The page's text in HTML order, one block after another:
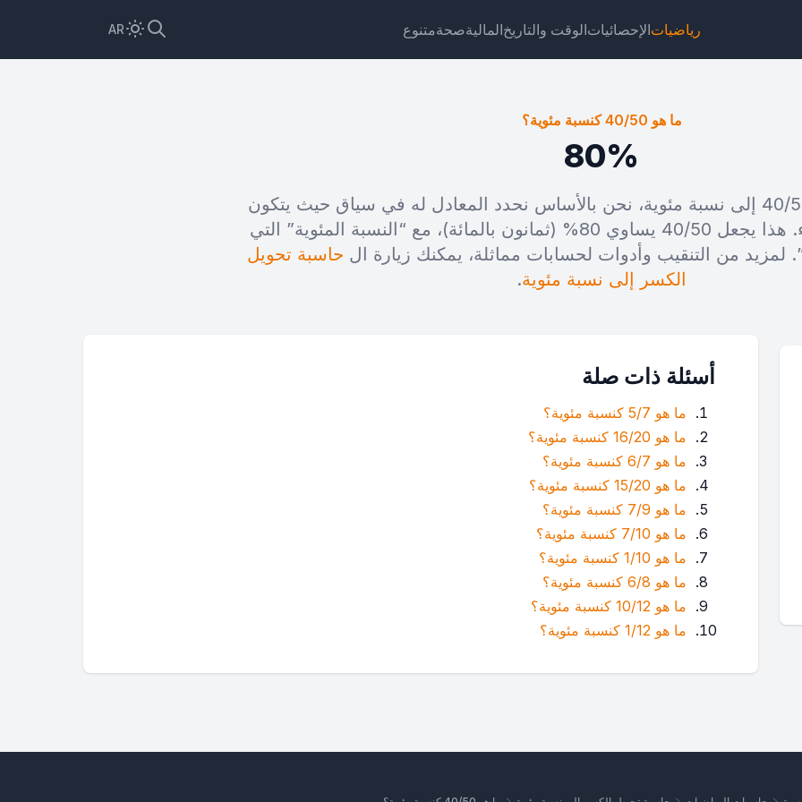
رياضياتالإحصائياتالوقت والتاريخالماليةصحةمتنوع AR
رابط
ما هو 40/50 كنسبة مئوية؟
80%
عندما نحول الكسر 40/50 إلى نسبة مئوية، نحن بالأساس نحدد المعادل له في سياق حيث يتكون
الإجمالي من مئة جزء. هذا يجعل 40/50 يساوي 80% (ثمانون بالمائة)، مع “النسبة المئوية” التي
لمزيد من التنقيب وأدوات لحسابات مماثلة، يمكنك زيارة ال حاسبة تحويل
الكسر إلى نسبة مئوية.
أسئلة ذات صلة
ما هو 5/7 كنسبة مئوية؟
ما هو 16/20 كنسبة مئوية؟
ما هو 6/7 كنسبة مئوية؟
ما هو 15/20 كنسبة مئوية؟
ما هو 7/9 كنسبة مئوية؟
ما هو 7/10 كنسبة مئوية؟
ما هو 1/10 كنسبة مئوية؟
ما هو 6/8 كنسبة مئوية؟
ما هو 10/12 كنسبة مئوية؟
ما هو 1/12 كنسبة مئوية؟